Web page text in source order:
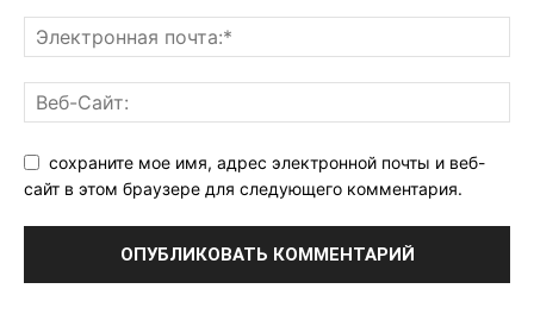
сохраните мое имя, адрес электронной почты и веб-
сайт в этом браузере для следующего комментария.